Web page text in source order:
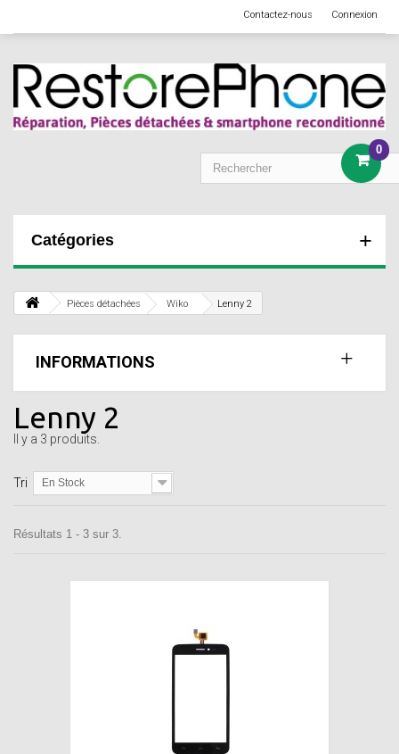
Connexion
Contactez-nous
0
Catégories
Pièces détachées Wiko Lenny 2
INFORMATIONS
Lenny 2
Il y a 3 produits.
Tri En Stock
Résultats 1 - 3 sur 3.